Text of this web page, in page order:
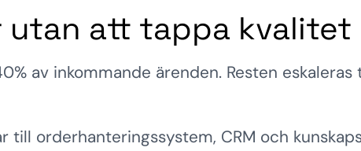
utan att tappa kvalitet
av inkommande ärenden. Resten
orderhanteringssystem, CRM och